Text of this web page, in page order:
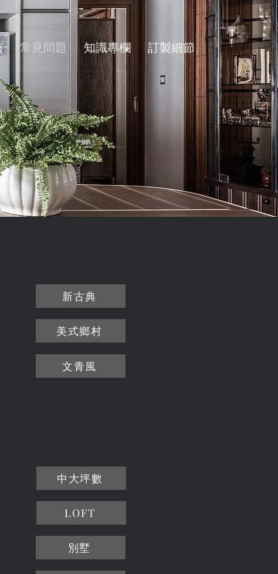
常見問題 知識專欄 訂製細節
新古典
美式鄉村
文青風
中大坪數
LOFT
別墅